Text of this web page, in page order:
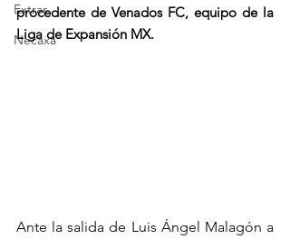
Extras
Necaxa
procedente de Venados FC, equipo de la
Liga de Expansión MX.
Ante la salida de Luis Ángel Malagón a